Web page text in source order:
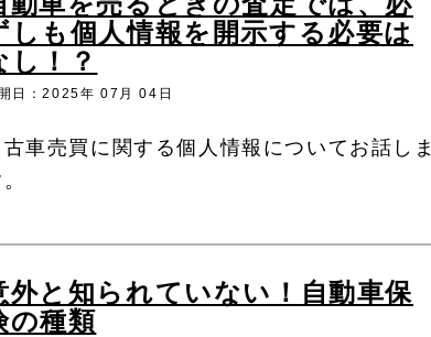
しも個人情報を開示する必要は
し！？
日：2025年 07月 04日
車売買に関する個人情報についてお話しま
外と知られていない！自動車保
の種類